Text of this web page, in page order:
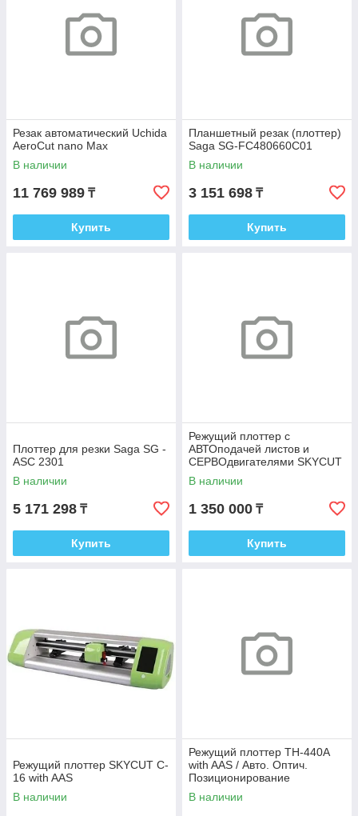
Резак автоматический Uchida
AeroCut nano Max
В наличии
11 769 989 ₸
Купить
Планшетный резак (плоттер)
Saga SG-FC480660C01
В наличии
3 151 698 ₸
Купить
Плоттер для резки Saga SG -
ASC 2301
В наличии
5 171 298 ₸
Купить
Режущий плоттер с
АВТОподачей листов и
СЕРВОдвигателями SKYCUT
A3 MAX4 (servo label cutter)
В наличии
1 350 000 ₸
Купить
Режущий плоттер SKYCUT C-
16 with AAS
В наличии
Режущий плоттер TH-440A
with AAS / Авто. Оптич.
Позиционирование
В наличии